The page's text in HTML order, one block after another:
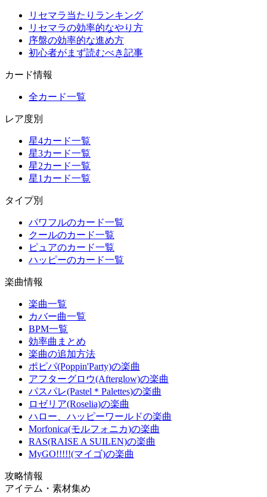
リセマラ当たりランキング
リセマラの効率的なやり方
序盤の効率的な進め方
初心者がまず読むべき記事
カード情報
全カード一覧
レア度別
星4カード一覧
星3カード一覧
星2カード一覧
星1カード一覧
タイプ別
パワフルのカード一覧
クールのカード一覧
ピュアのカード一覧
ハッピーのカード一覧
楽曲情報
楽曲一覧
カバー曲一覧
BPM一覧
効率曲まとめ
楽曲の追加方法
ポピパ(Poppin'Party)の楽曲
アフターグロウ(Afterglow)の楽曲
パスパレ(Pastel＊Palettes)の楽曲
ロゼリア(Roselia)の楽曲
ハロー、ハッピーワールドの楽曲
Morfonica(モルフォニカ)の楽曲
RAS(RAISE A SUILEN)の楽曲
MyGO!!!!!(マイゴ)の楽曲
攻略情報
アイテム・素材集め